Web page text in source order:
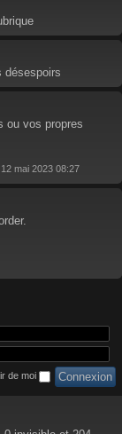
désespoirs
ou vos propres
12 mai 2023 08:27
de moi